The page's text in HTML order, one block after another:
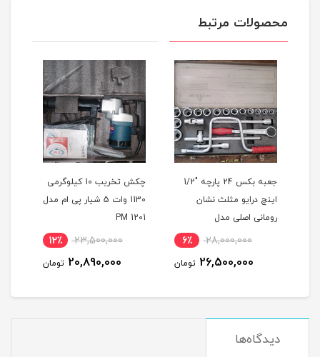
محصولات مرتبط
جعبه بکس 24 پارچه "1/2
اینچ درایو مثلث نشان
رومانی اصلی مدل
28,000,000 6٪
26,500,000 تومان
چکش تخریب 10 کیلوگرمی
1130 وات 5 شیار پی ام مدل
PM 1201
23,500,000 12٪
20,890,000 تومان
دیدگاه‌ها